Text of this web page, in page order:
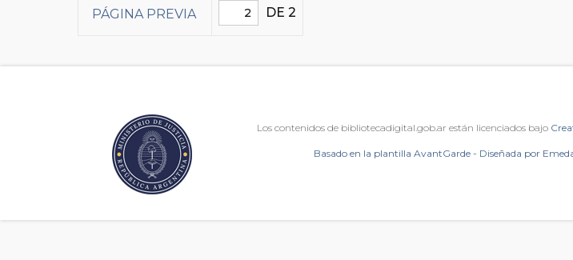
PÁGINA PREVIA DE 2
Los contenidos de bibliotecadigital.gob.ar están licenciados bajo
Basado en la plantilla AvantGarde - Diseñada por